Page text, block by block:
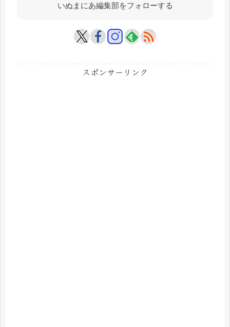
いぬまにあ編集部をフォローする
スポンサーリンク